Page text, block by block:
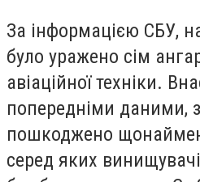
За інформацією СБУ,
було уражено сім
авіаційної техніки.
попередніми даними,
пошкоджено
серед яких